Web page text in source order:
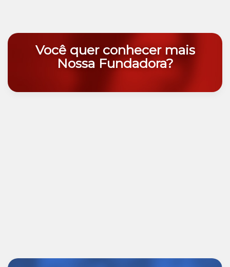
Você quer conhecer mais
Nossa Fundadora?